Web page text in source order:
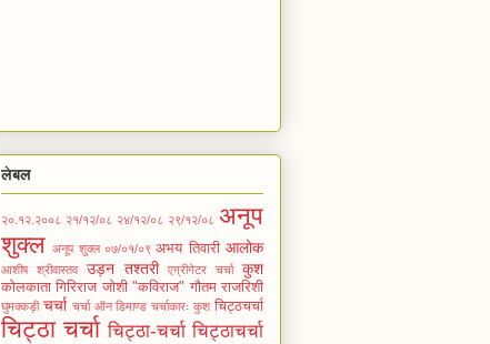
लेबल
२०.१२.२००८ २१/१२/०८ २४/१२/०८ २९/१२/०८ अनूप
शुक्ल
अनूप शुक्ल ०७/०१/०९ अभय तिवारी आलोक
आशीष श्रीवास्तव उड़न तश्तरी एग्रीगेटर चर्चा कुश
कोलकाता गिरिराज जोशी "कविराज" गौतम राजरिशी
घुमक्कड़ी चर्चा चर्चा ऑन डिमाण्ड चर्चाकारः कुश चिट्ठचर्चा
चिट्ठा चर्चा चिट्ठा-चर्चा चिट्ठाचर्चा